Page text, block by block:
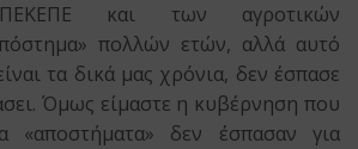
και των αγροτικών
πολλών ετών, αλλά αυτό
τα δικά μας χρόνια, δεν έσπασε
Όμως είμαστε η κυβέρνηση που
«αποστήματα» δεν έσπασαν για